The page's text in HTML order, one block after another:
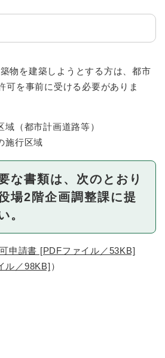
物を建築しようとする方は、都市
可を事前に受ける必要がありま
（都市計画道路等）
施行区域
な書類は、次のとおり
場2階企画調整課に提
。
申請書 [PDFファイル／53KB]
ル／98KB] ）